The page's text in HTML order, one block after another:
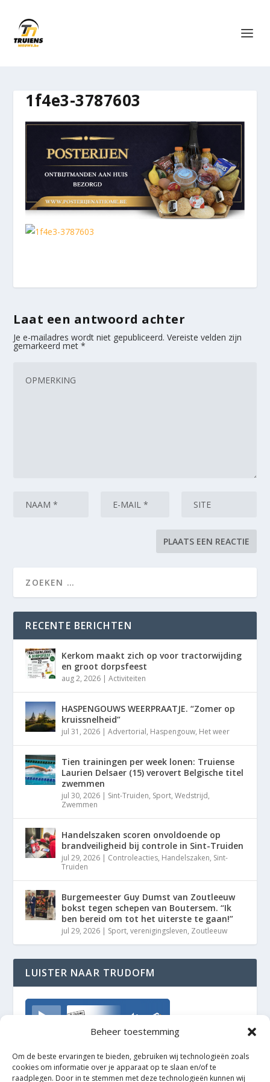
Beheer toestemming
Om de beste ervaringen te bieden, gebruiken wij technologieën zoals
cookies om informatie over je apparaat op te slaan en/of te
raadplegen. Door in te stemmen met deze technologieën kunnen wij
1f4e3-3787603
Laat een antwoord achter
Je e-mailadres wordt niet gepubliceerd. Vereiste velden zijn
gemarkeerd met*
RECENTE BERICHTEN
Kerkom maakt zich op voor tractorwijding
en groot dorpsfeest
aug 2, 2026 |Activiteiten
HASPENGOUWS WEERPRAATJE. “Zomer op
kruissnelheid”
jul 31, 2026 |Advertorial, Haspengouw, Het weer
Tien trainingen per week lonen: Truiense
Laurien Delsaer (15) verovert Belgische titel
zwemmen
jul 30, 2026 | Sint-Truiden, Sport,Wedstrijd,
Zwemmen
Handelszaken scoren onvoldoende op
brandveiligheid bij controle in Sint-Truiden
jul 29, 2026 | Controleacties, Handelszaken, Sint-
Truiden
Burgemeester Guy Dumst van Zoutleeuw
bokst tegen schepen van Boutersem. “Ik
ben bereid om tot het uiterste te gaan!”
jul 29, 2026 | Sport,verenigingsleven, Zoutleeuw
LUISTER NAAR TRUDOFM
TrudoFM